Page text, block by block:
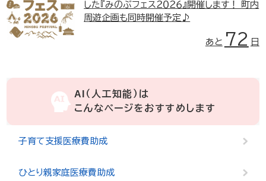
した『みのぶフェス２０２６』開催します！ 町内
周遊企画も同時開催予定♪
あと 72 日
AI（人工知能）は
こんなページをおすすめします
子育て支援医療費助成
ひとり親家庭医療費助成